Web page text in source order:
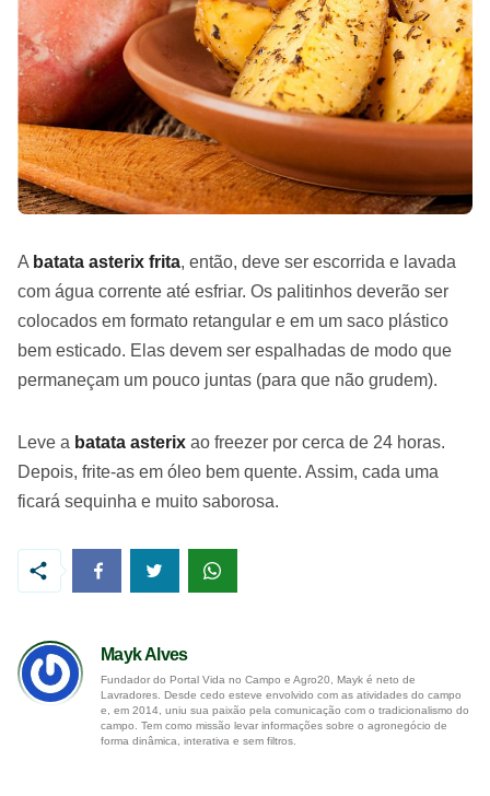
A batata asterix frita, então, deve ser escorrida e lavada
com água corrente até esfriar. Os palitinhos deverão ser
colocados em formato retangular e em um saco plástico
bem esticado. Elas devem ser espalhadas de modo que
permaneçam um pouco juntas (para que não grudem).
Leve a batata asterix ao freezer por cerca de 24 horas.
Depois, frite-as em óleo bem quente. Assim, cada uma
ficará sequinha e muito saborosa.
Mayk Alves
Fundador do Portal Vida no Campo e Agro20, Mayk é neto de
Lavradores. Desde cedo esteve envolvido com as atividades do campo
e, em 2014, uniu sua paixão pela comunicação com o tradicionalismo do
campo. Tem como missão levar informações sobre o agronegócio de
forma dinâmica, interativa e sem filtros.